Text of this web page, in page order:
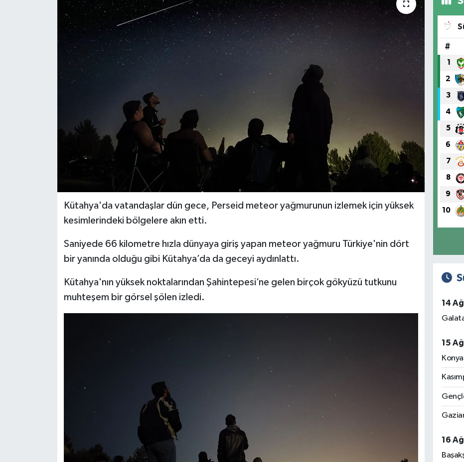
Kütahya'da vatandaşlar dün gece, Perseid meteor yağmurunun izlemek için yüksek
kesimlerindeki bölgelere akın etti.
Saniyede 66 kilometre hızla dünyaya giriş yapan meteor yağmuru Türkiye'nin dört
bir yanında olduğu gibi Kütahya’da da geceyi aydınlattı.
Kütahya'nın yüksek noktalarından Şahintepesi’ne gelen birçok gökyüzü tutkunu
muhteşem bir görsel şölen izledi.
#
1
2
3
4
5
6
7
8
9
10
14
15
16
Ekonomi
Kültür Sanat
Resmi İlan